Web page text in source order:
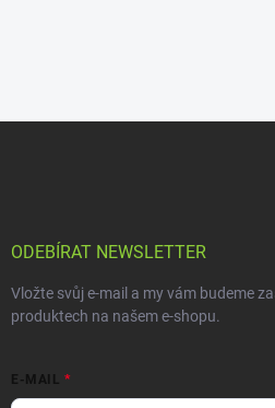
ODEBÍRAT NEWSLETTER
Vložte svůj e-mail a my vám budeme
produktech na našem e-shopu.
E-MAIL